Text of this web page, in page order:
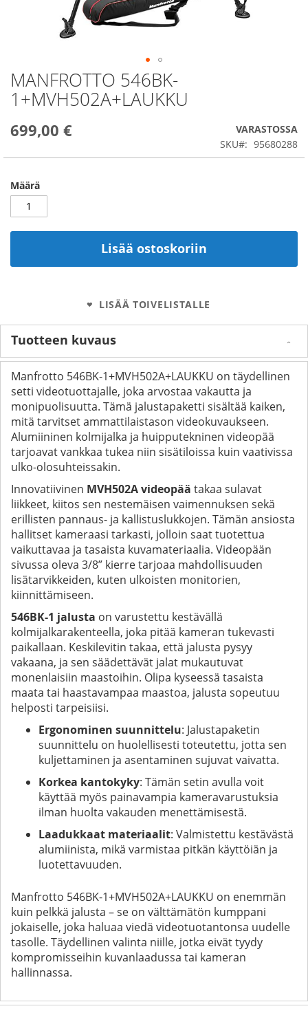
MANFROTTO 546BK-
1+MVH502A+LAUKKU
699,00 €
VARASTOSSA
SKU
95680288
Määrä
Lisää ostoskoriin
LISÄÄ TOIVELISTALLE
Skip
to
the
of
Tuotteen kuvaus
Manfrotto 546BK-1+MVH502A+LAUKKU on täydellinen
setti videotuottajalle, joka arvostaa vakautta ja
monipuolisuutta. Tämä jalustapaketti sisältää kaiken,
mitä tarvitset ammattilaistason videokuvaukseen.
Alumiininen kolmijalka ja huipputekninen videopää
tarjoavat vankkaa tukea niin sisätiloissa kuin vaativissa
ulko-olosuhteissakin.
Innovatiivinen MVH502A videopää takaa sulavat
liikkeet, kiitos sen nestemäisen vaimennuksen sekä
erillisten pannaus- ja kallistuslukkojen. Tämän ansiosta
hallitset kameraasi tarkasti, jolloin saat tuotettua
vaikuttavaa ja tasaista kuvamateriaalia. Videopään
sivussa oleva 3/8” kierre tarjoaa mahdollisuuden
lisätarvikkeiden, kuten ulkoisten monitorien,
kiinnittämiseen.
546BK-1 jalusta on varustettu kestävällä
kolmijalkarakenteella, joka pitää kameran tukevasti
paikallaan. Keskilevitin takaa, että jalusta pysyy
vakaana, ja sen säädettävät jalat mukautuvat
monenlaisiin maastoihin. Olipa kyseessä tasaista
maata tai haastavampaa maastoa, jalusta sopeutuu
helposti tarpeisiisi.
Ergonominen suunnittelu: Jalustapaketin
suunnittelu on huolellisesti toteutettu, jotta sen
kuljettaminen ja asentaminen sujuvat vaivatta.
Korkea kantokyky: Tämän setin avulla voit
käyttää myös painavampia kameravarustuksia
ilman huolta vakauden menettämisestä.
Laadukkaat materiaalit: Valmistettu kestävästä
alumiinista, mikä varmistaa pitkän käyttöiän ja
luotettavuuden.
Manfrotto 546BK-1+MVH502A+LAUKKU on enemmän
kuin pelkkä jalusta – se on välttämätön kumppani
jokaiselle, joka haluaa viedä videotuotantonsa uudelle
tasolle. Täydellinen valinta niille, jotka eivät tyydy
kompromisseihin kuvanlaadussa tai kameran
hallinnassa.